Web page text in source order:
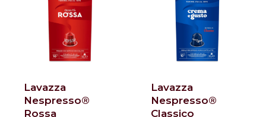
Lavazza
Nespresso®
Rossa
Lavazza
Nespresso®
Classico